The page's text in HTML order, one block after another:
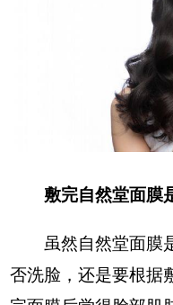
敷完自然堂面膜
虽然自然堂面膜
否洗脸，还是要根据